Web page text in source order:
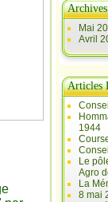
Archives
Mai
Avril
Articles
1944
Le
Agro
La
8 mai